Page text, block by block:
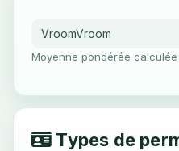
VroomVroom
Moyenne pondérée
Types de